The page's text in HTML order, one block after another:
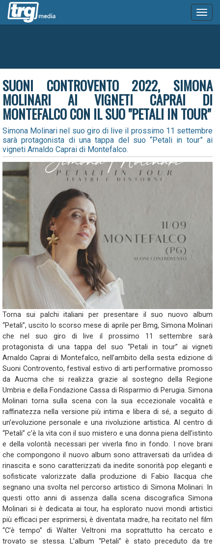
SUONI CONTROVENTO 2022, SIMONA
MOLINARI AI VIGNETI CAPRAI DI
MONTEFALCO CON IL SUO "PETALI IN TOUR"
Simona Molinari nel suo giro di live il prossimo 11 settembre
sarà protagonista di una tappa del suo “Petali in tour” ai
vigneti Arnaldo Caprai di Montefalco.
Torna sui palchi italiani per presentare il suo nuovo album
“Petali”, uscito lo scorso mese di aprile per Bmg, Simona Molinari
che nel suo giro di live il prossimo 11 settembre sarà
protagonista di una tappa del suo “Petali in tour” ai vigneti
Arnaldo Caprai di Montefalco, nell’ambito della sesta edizione di
Suoni Controvento, festival estivo di arti performative promosso
da Aucma che si realizza grazie al sostegno della Regione
Umbria e della Fondazione Cassa di Risparmio di Perugia. Simona
Molinari torna sulla scena con la sua eccezionale vocalità e
raffinatezza nella versione più intima e libera di sé, a seguito di
un’evoluzione personale e una rivoluzione artistica. Al centro di
“Petali” c’è la vita con il suo mistero e una donna piena dell’istinto
e della volontà necessari per viverla fino in fondo. I nove brani
che compongono il nuovo album sono attraversati da un’idea di
rinascita e sono caratterizzati da inedite sonorità pop eleganti e
sofisticate valorizzate dalla produzione di Fabio Ilacqua che
segnano una svolta nel percorso artistico di Simona Molinari. In
questi otto anni di assenza dalla scena discografica Simona
Molinari si è dedicata ai tour, ha esplorato nuovi mondi artistici
più efficaci per esprimersi, è diventata madre, ha recitato nel film
“C’è tempo” di Walter Veltroni ma soprattutto ha cercato e
trovato se stessa. L’album “Petali” è stato preceduto da tre